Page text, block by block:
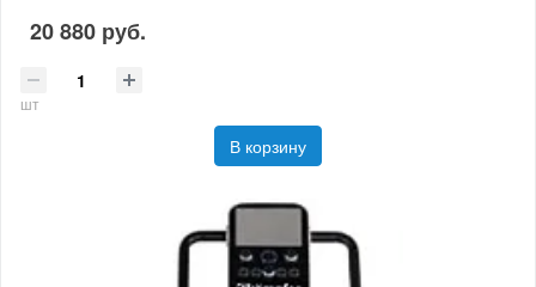
20 880 руб.
шт
В корзину